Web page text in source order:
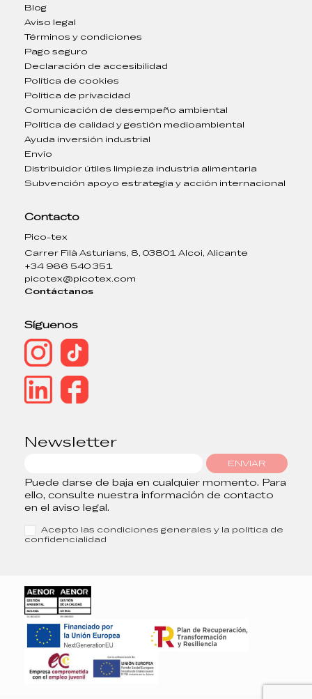
Blog
Aviso legal
Términos y condiciones
Pago seguro
Declaración de accesibilidad
Política de cookies
Política de privacidad
Comunicación de desempeño ambiental
Política de calidad y gestión medioambiental
Ayuda inversión industrial
Envío
Distribuidor útiles limpieza industria alimentaria
Subvención apoyo estrategia y acción internacional
Contacto
Pico-tex
Carrer Filà Asturians, 8, 03801 Alcoi, Alicante
+34 966 540 351
picotex@picotex.com
Contáctanos
Síguenos
Newsletter
ENVIAR
Puede darse de baja en cualquier momento. Para
ello, consulte nuestra información de contacto
en el aviso legal.
Acepto las condiciones generales y la política de
confidencialidad